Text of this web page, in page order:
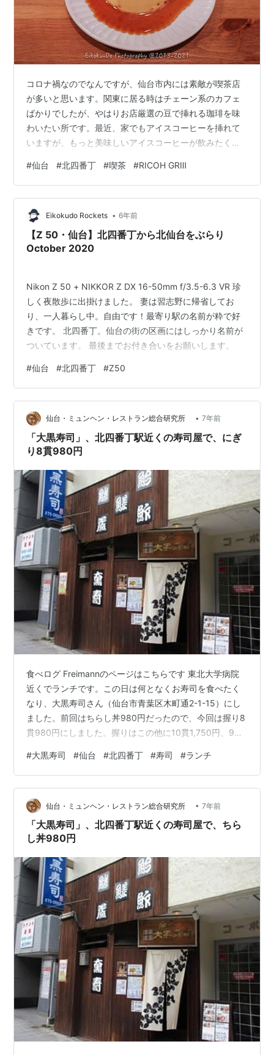
コロナ禍なのでなんですが、仙台市内には素敵が喫茶店
が多いと思います。関東に居る時はチェーン系のカフェ
ばかりでしたが、やはりお店厳選の豆で挿れる珈琲を味
わいたい所です。最近、家でもアイスコーヒーを挿れて
いますが、もっと美味しいアイスコーヒーが飲みたく
tone」です。仙台地下鉄北四番丁駅から数十メートルに
位置するお店です。ビルの3階で階段のみですが。 最後
までおつき合い下さい。
#仙台 #北四番丁 #喫茶 #RICOH GRⅢ
Eikokudo Rockets • 6年前
【Z 50・仙台】北四番丁から北仙台をぶらり
October 2020
Nikon Z 50 + NIKKOR Z DX 16-50mm f/3.5-6.3 VR 珍
しく夜散歩に出掛けました。 妻は習志野に帰省してお
り、一人暮らし中。自由です！最寄り駅の名前が粋で好
きです。 北四番丁。仙台の街の区画にはしっかり名前が
ついています。 最後までお付き合いをお願いします。
#仙台 #北四番丁 #Z50
仙台・ミュンヘン・レストラン総合研究所 • 7年前
「大黒寿司」、北四番丁駅近くの寿司屋で、にぎ
り8貫980円
食べログ Freimannのページはこちらです 東北大学病院
近くでランチです。この日は何となくお寿司を食べたく
なり、大黒寿司さん（仙台市青葉区木町通2-1-15）にし
ました。前回はちらし丼980円だったので、今回は握り8
貫980円にしました。握りはこの他に10貫1,750円、9貫
タの違いからでしょうけど、ちょっと変わった値段設定
ですね。にぎり8貫 980円 ほたて、蒸しえび、まぐろ、
サーモン、カンパチ、イカ、玉子、とびっこでした。と
ろろ・わかめの和え物、なめこ汁、たくあんの他、しば
らくしてミニサイズのコーヒーゼリーが来ました。今回
も前…
#大黒寿司 #仙台 #北四番丁 #寿司 #ランチ
仙台・ミュンヘン・レストラン総合研究所 • 7年前
「大黒寿司」、北四番丁駅近くの寿司屋で、ちら
し丼980円